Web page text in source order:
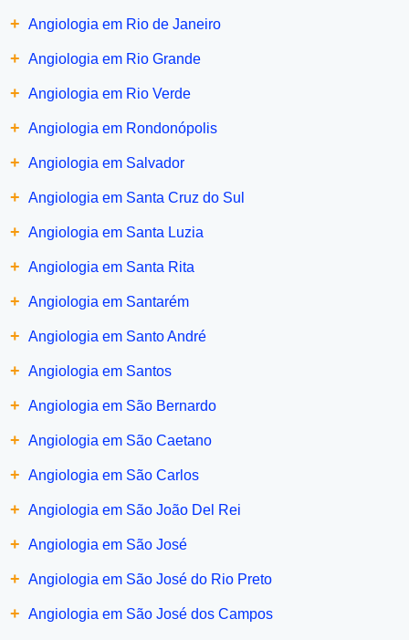
+ Angiologia em Rio de Janeiro
+ Angiologia em Rio Grande
+ Angiologia em Rio Verde
+ Angiologia em Rondonópolis
+ Angiologia em Salvador
+ Angiologia em Santa Cruz do Sul
+ Angiologia em Santa Luzia
+ Angiologia em Santa Rita
+ Angiologia em Santarém
+ Angiologia em Santo André
+ Angiologia em Santos
+ Angiologia em São Bernardo
+ Angiologia em São Caetano
+ Angiologia em São Carlos
+ Angiologia em São João Del Rei
+ Angiologia em São José
+ Angiologia em São José do Rio Preto
+ Angiologia em São José dos Campos